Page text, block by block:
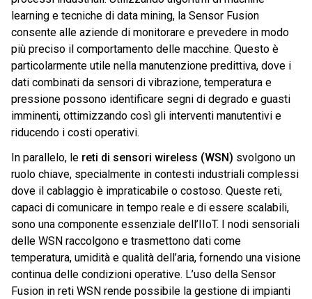
learning e tecniche di data mining, la Sensor Fusion
consente alle aziende di monitorare e prevedere in modo
più preciso il comportamento delle macchine. Questo è
particolarmente utile nella manutenzione predittiva, dove i
dati combinati da sensori di vibrazione, temperatura e
pressione possono identificare segni di degrado e guasti
imminenti, ottimizzando così gli interventi manutentivi e
riducendo i costi operativi​.
In parallelo, le reti di sensori wireless (WSN) svolgono un
ruolo chiave, specialmente in contesti industriali complessi
dove il cablaggio è impraticabile o costoso. Queste reti,
capaci di comunicare in tempo reale e di essere scalabili,
sono una componente essenziale dell’IIoT. I nodi sensoriali
delle WSN raccolgono e trasmettono dati come
temperatura, umidità e qualità dell’aria, fornendo una visione
continua delle condizioni operative. L’uso della Sensor
Fusion in reti WSN rende possibile la gestione di impianti